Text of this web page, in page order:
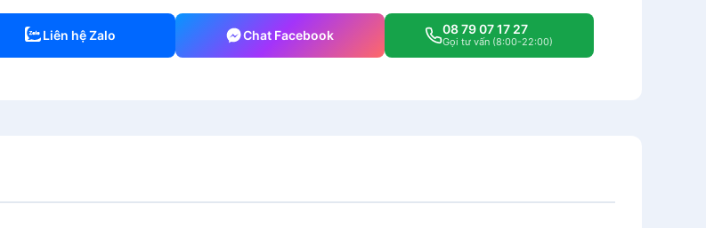
Liên hệ Zalo Chat Facebook 08 79 07 17 27
Gọi tư vấn (8:00-22:00)